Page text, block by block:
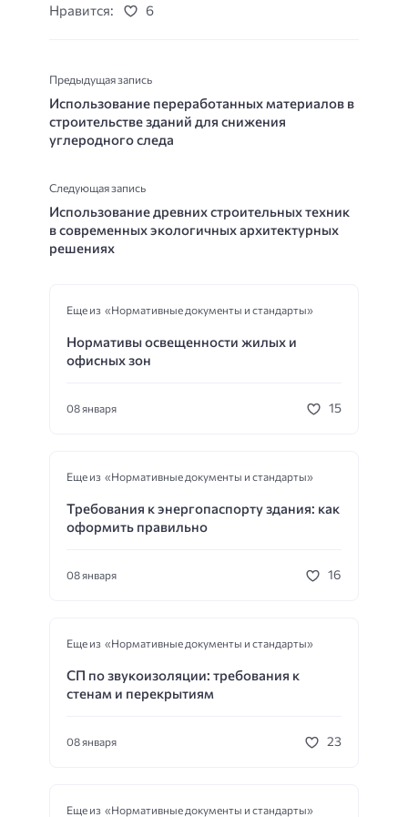
Нравится: 6
Предыдущая запись
Использование переработанных материалов в
строительстве зданий для снижения
углеродного следа
Следующая запись
Использование древних строительных техник
в современных экологичных архитектурных
решениях
Еще из «Нормативные документы и стандарты»
Нормативы освещенности жилых и
офисных зон
08 января 15
Еще из «Нормативные документы и стандарты»
Требования к энергопаспорту здания: как
оформить правильно
08 января 16
Еще из «Нормативные документы и стандарты»
СП по звукоизоляции: требования к
стенам и перекрытиям
08 января 23
Еще из «Нормативные документы и стандарты»